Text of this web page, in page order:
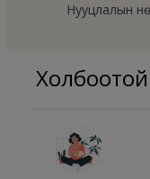
Нууцлалын